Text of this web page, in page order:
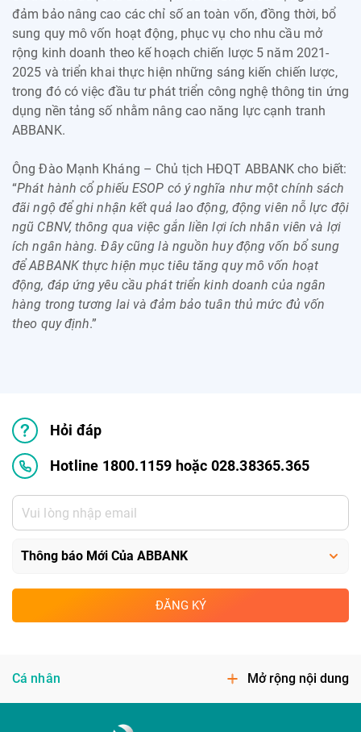
đảm bảo nâng cao các chỉ số an toàn vốn, đồng thời, bổ
sung quy mô vốn hoạt động, phục vụ cho nhu cầu mở
rộng kinh doanh theo kế hoạch chiến lược 5 năm 2021-
2025 và triển khai thực hiện những sáng kiến chiến lược,
trong đó có việc đầu tư phát triển công nghệ thông tin ứng
dụng nền tảng số nhằm nâng cao năng lực cạnh tranh
ABBANK.
Ông Đào Mạnh Kháng – Chủ tịch HĐQT ABBANK cho biết:
“Phát hành cổ phiếu ESOP có ý nghĩa như một chính sách
đãi ngộ để ghi nhận kết quả lao động, động viên nỗ lực đội
ngũ CBNV, thông qua việc gắn liền lợi ích nhân viên và lợi
ích ngân hàng. Đây cũng là nguồn huy động vốn bổ sung
để ABBANK thực hiện mục tiêu tăng quy mô vốn hoạt
động, đáp ứng yêu cầu phát triển kinh doanh của ngân
hàng trong tương lai và đảm bảo tuân thủ mức đủ vốn
theo quy định.”
Hỏi đáp
Hotline 1800.1159 hoặc 028.38365.365
ĐĂNG KÝ
Cá nhân Mở rộng nội dung